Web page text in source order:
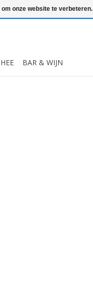
BAR & WIJN
onze website te verbeteren.